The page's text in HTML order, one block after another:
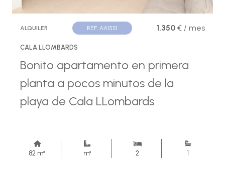
ALQUILER REF. AA1551 1.350 € / mes
CALA LLOMBARDS
Bonito apartamento en primera
planta a pocos minutos de la
playa de Cala LLombards
82 m² m² 2 1